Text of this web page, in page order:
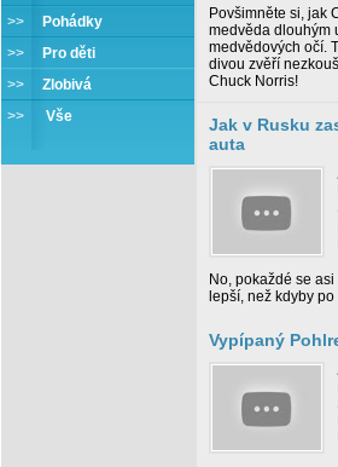
>>
Pohádky
>>
Pro děti
>> Zlobivá
>>
Vše
Povšimněte si, jak
medvěda dlouhým
medvědových očí.
divou zvěří
Chuck Norris!
Jak v Rusku
auta
No, pokaždé se
lepší, než kdyby
Vypípaný